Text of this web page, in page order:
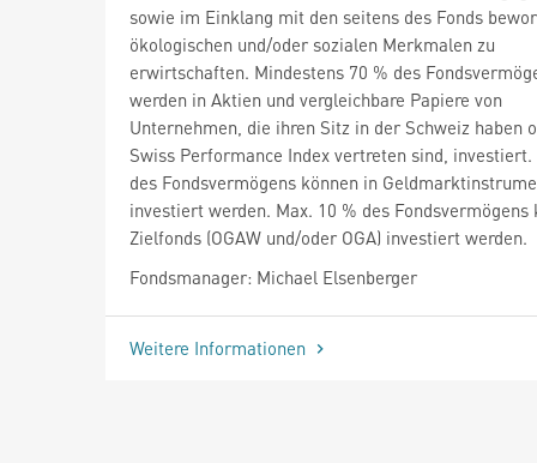
sowie im Einklang mit den seitens des Fonds
ökologischen und/oder sozialen Merkmalen zu
erwirtschaften. Mindestens 70 % des
werden in Aktien und vergleichbare Papiere von
Unternehmen, die ihren Sitz in der Schweiz haben
Swiss Performance Index vertreten sind, investiert.
des Fondsvermögens können in
investiert werden. Max. 10 % des Fondsvermögens
Zielfonds (OGAW und/oder OGA) investiert werden.
Fondsmanager: Michael Elsenberger
Weitere Informationen